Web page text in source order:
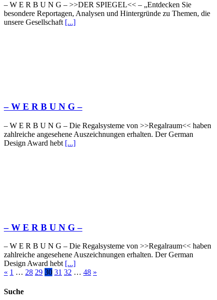
– W Ε R Β U Ν G – >>DER SPIEGEL<< – „Entdecken Sie
besondere Reportagen, Analysen und Hintergründe zu Themen, die
unsere Gesellschaft [...]
– W Ε R Β U Ν G –
– W Ε R Β U Ν G – Die Regalsysteme von >>Regalraum<< haben
zahlreiche angesehene Auszeichnungen erhalten. Der German
Design Award hebt [...]
– W Ε R Β U Ν G –
– W Ε R Β U Ν G – Die Regalsysteme von >>Regalraum<< haben
zahlreiche angesehene Auszeichnungen erhalten. Der German
Design Award hebt [...]
« 1 … 28 29 30 31 32 … 48 »
Suche